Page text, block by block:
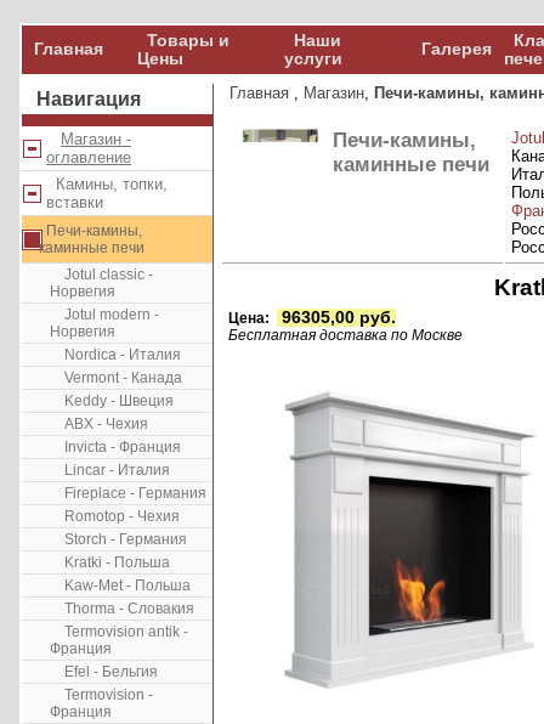
Главная
Товары и
Цены
Наши
услуги
Галерея
Навигация
Магазин -
оглавление
Камины, топки,
вставки
Печи-камины,
каминные печи
Jotul classic -
Норвегия
Jotul modern -
Норвегия
Nordica - Италия
Vermont - Канада
Keddy - Швеция
ABX - Чехия
Invicta - Франция
Lincar - Италия
Fireplace - Германия
Romotop - Чехия
Storch - Германия
Kratki - Польша
Kaw-Met - Польша
Thorma - Словакия
Termovision antik -
Франция
Efel - Бельгия
Termovision -
Франция
Главная , Магазин, Печи-камины,
Печи-камины,
каминные печи
Цена: 96305,00 руб.
Бесплатная доставка по Москве